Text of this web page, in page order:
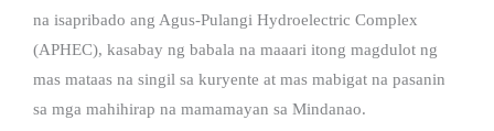
na isapribado ang Agus-Pulangi Hydroelectric Complex
(APHEC), kasabay ng babala na maaari itong magdulot ng
mas mataas na singil sa kuryente at mas mabigat na pasanin
sa mga mahihirap na mamamayan sa Mindanao.